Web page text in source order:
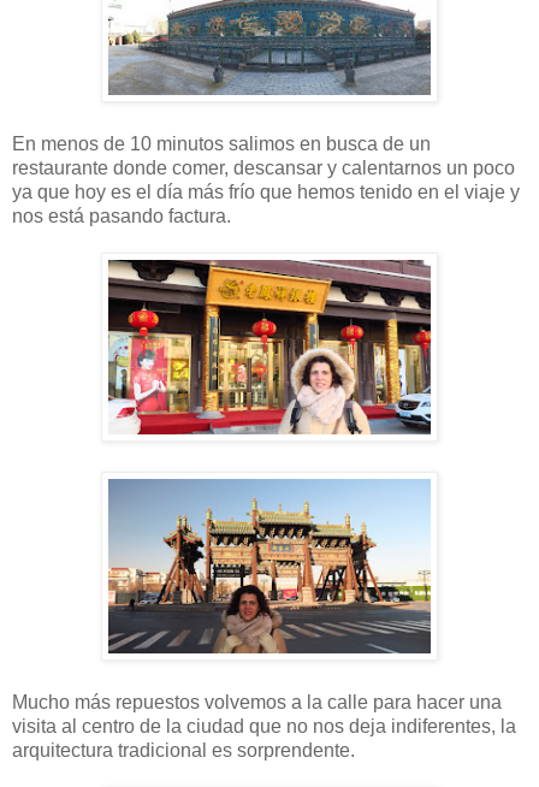
En menos de 10 minutos salimos en busca de un
restaurante donde comer, descansar y calentarnos un poco
ya que hoy es el día más frío que hemos tenido en el viaje y
nos está pasando factura.
Mucho más repuestos volvemos a la calle para hacer una
visita al centro de la ciudad que no nos deja indiferentes, la
arquitectura tradicional es sorprendente.